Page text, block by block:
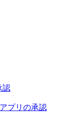
認
プリの承認